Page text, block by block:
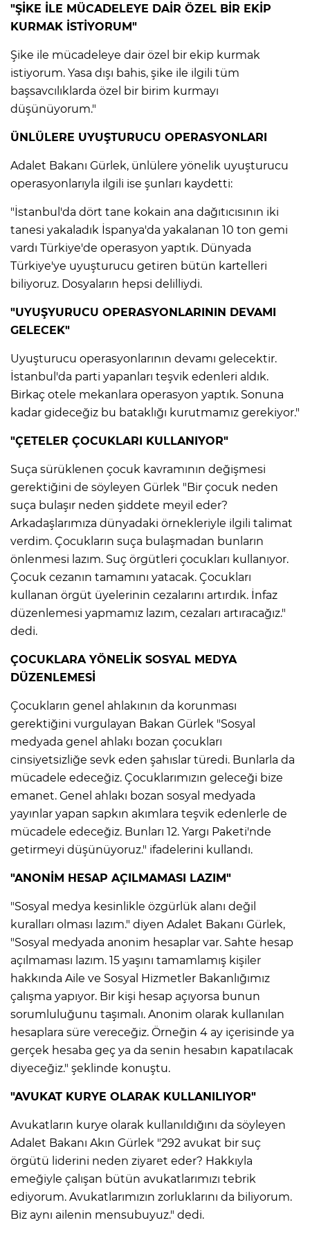
"ŞİKE İLE MÜCADELEYE DAİR ÖZEL BİR EKİP
KURMAK İSTİYORUM"
Şike ile mücadeleye dair özel bir ekip kurmak
istiyorum. Yasa dışı bahis, şike ile ilgili tüm
başsavcılıklarda özel bir birim kurmayı
düşünüyorum."
ÜNLÜLERE UYUŞTURUCU OPERASYONLARI
Adalet Bakanı Gürlek, ünlülere yönelik uyuşturucu
operasyonlarıyla ilgili ise şunları kaydetti:
"İstanbul'da dört tane kokain ana dağıtıcısının iki
tanesi yakaladık İspanya'da yakalanan 10 ton gemi
vardı Türkiye'de operasyon yaptık. Dünyada
Türkiye'ye uyuşturucu getiren bütün kartelleri
biliyoruz. Dosyaların hepsi delilliydi.
"UYUŞYURUCU OPERASYONLARININ DEVAMI
GELECEK"
Uyuşturucu operasyonlarının devamı gelecektir.
İstanbul'da parti yapanları teşvik edenleri aldık.
Birkaç otele mekanlara operasyon yaptık. Sonuna
kadar gideceğiz bu bataklığı kurutmamız gerekiyor."
"ÇETELER ÇOCUKLARI KULLANIYOR"
Suça sürüklenen çocuk kavramının değişmesi
gerektiğini de söyleyen Gürlek "Bir çocuk neden
suça bulaşır neden şiddete meyil eder?
Arkadaşlarımıza dünyadaki örnekleriyle ilgili talimat
verdim. Çocukların suça bulaşmadan bunların
önlenmesi lazım. Suç örgütleri çocukları kullanıyor.
Çocuk cezanın tamamını yatacak. Çocukları
kullanan örgüt üyelerinin cezalarını artırdık. İnfaz
düzenlemesi yapmamız lazım, cezaları artıracağız."
dedi.
ÇOCUKLARA YÖNELİK SOSYAL MEDYA
DÜZENLEMESİ
Çocukların genel ahlakının da korunması
gerektiğini vurgulayan Bakan Gürlek "Sosyal
medyada genel ahlakı bozan çocukları
cinsiyetsizliğe sevk eden şahıslar türedi. Bunlarla da
mücadele edeceğiz. Çocuklarımızın geleceği bize
emanet. Genel ahlakı bozan sosyal medyada
yayınlar yapan sapkın akımlara teşvik edenlerle de
mücadele edeceğiz. Bunları 12. Yargı Paketi'nde
getirmeyi düşünüyoruz." ifadelerini kullandı.
"ANONİM HESAP AÇILMAMASI LAZIM"
"Sosyal medya kesinlikle özgürlük alanı değil
kuralları olması lazım." diyen Adalet Bakanı Gürlek,
"Sosyal medyada anonim hesaplar var. Sahte hesap
açılmaması lazım. 15 yaşını tamamlamış kişiler
hakkında Aile ve Sosyal Hizmetler Bakanlığımız
çalışma yapıyor. Bir kişi hesap açıyorsa bunun
sorumluluğunu taşımalı. Anonim olarak kullanılan
hesaplara süre vereceğiz. Örneğin 4 ay içerisinde ya
gerçek hesaba geç ya da senin hesabın kapatılacak
diyeceğiz." şeklinde konuştu.
"AVUKAT KURYE OLARAK KULLANILIYOR"
Avukatların kurye olarak kullanıldığını da söyleyen
Adalet Bakanı Akın Gürlek "292 avukat bir suç
örgütü liderini neden ziyaret eder? Hakkıyla
emeğiyle çalışan bütün avukatlarımızı tebrik
ediyorum. Avukatlarımızın zorluklarını da biliyorum.
Biz aynı ailenin mensubuyuz." dedi.